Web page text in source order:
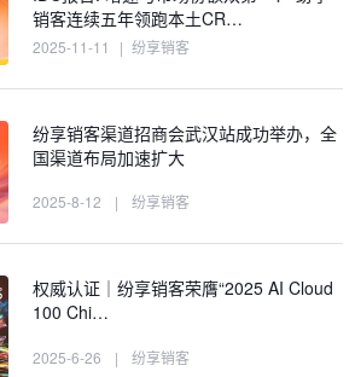
销客连续五年领跑本土CR…
2025-11-11 | 纷享销客
纷享销客渠道招商会武汉站成功举办，全
国渠道布局加速扩大
2025-8-12 | 纷享销客
权威认证｜纷享销客荣膺“2025 AI Cloud
100 Chi…
2025-6-26 | 纷享销客